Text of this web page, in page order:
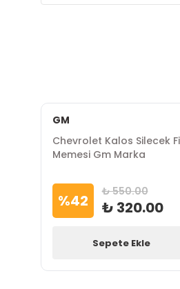
GM
Chevrolet Kalos Silecek
Memesi Gm Marka
%42 ₺ 550.00
₺ 320.00
Sepete Ekle